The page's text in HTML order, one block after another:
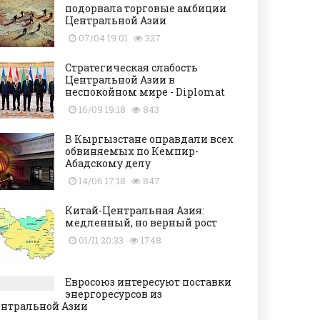
подорвала торговые амбиции
Центральной Азии
07/04 19:01 327
Стратегическая слабость
Центральной Азии в
неспокойном мире - Diplomat
16/09 19:18 843
В Кыргызстане оправдали всех
обвиняемых по Кемпир-
Абадскому делу
14/06 17:18 847
Китай-Центральная Азия:
медленный, но верный рост
01/11 20:33 1748
Евросоюз интересуют поставки
энергоресурсов из
Азии